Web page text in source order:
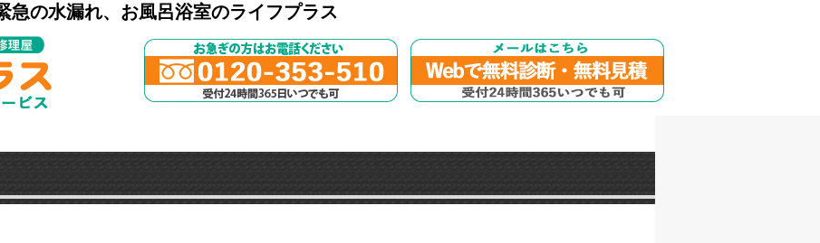
急の水漏れ、お風呂浴室のライフプラス